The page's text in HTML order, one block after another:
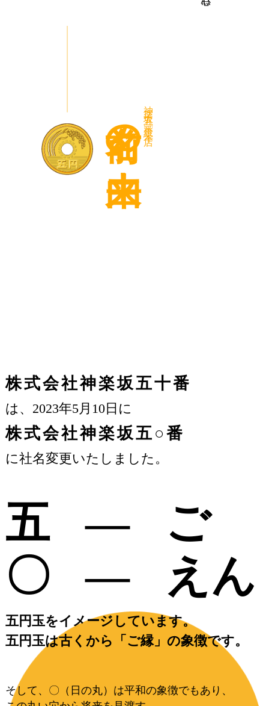
神楽坂五〇番総本店
名前の由来
株式会社神楽坂五十番
は、2023年5月10日に
株式会社神楽坂五○番
に社名変更いたしました。
五 ―
ご
〇
― えん
五円玉をイメージしています。
五円玉は古くから「ご縁」の象徴です。
そして、〇（日の丸）は平和の象徴でもあり、